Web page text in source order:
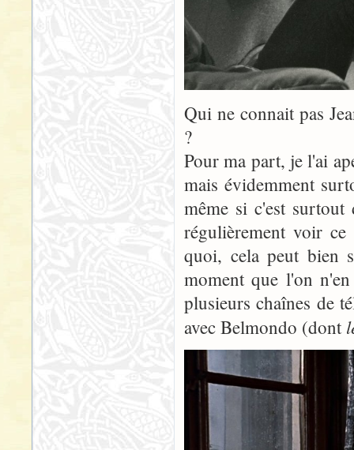
Qui ne connait pas
?
Pour ma part, je l'ai
mais évidemment
même si c'est
régulièrement voir
quoi, cela peut bien
moment que l'on
plusieurs chaînes de
avec Belmondo (dont